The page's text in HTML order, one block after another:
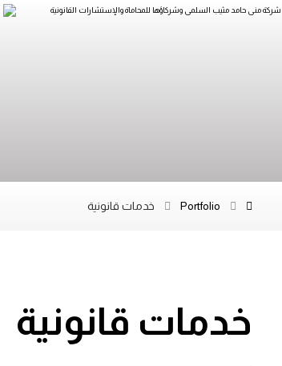
Portfolio خدمات قانونية
خدمات قانونية